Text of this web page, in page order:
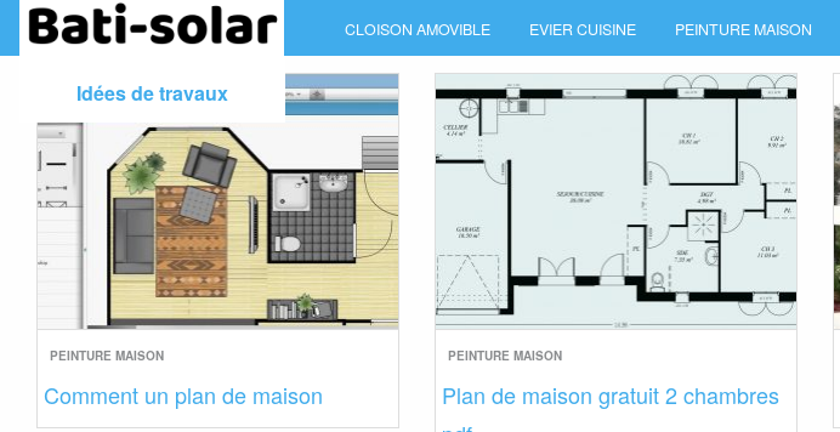
Skip
Idées de travaux
CLOISON AMOVIBLE EVIER CUISINE PEINTURE MAISON
PEINTURE MAISON
Comment un plan de maison
PEINTURE MAISON
Plan de maison gratuit 2 chambres